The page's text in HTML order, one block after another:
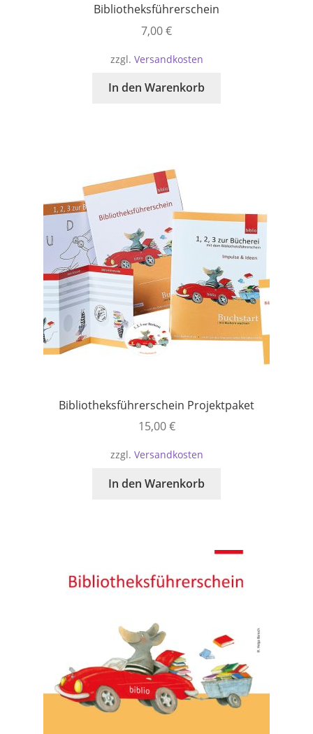
Bibliotheksführerschein
7,00€
zzgl. Versandkosten
In den Warenkorb
Bibliotheksführerschein Projektpaket
15,00€
zzgl. Versandkosten
In den Warenkorb